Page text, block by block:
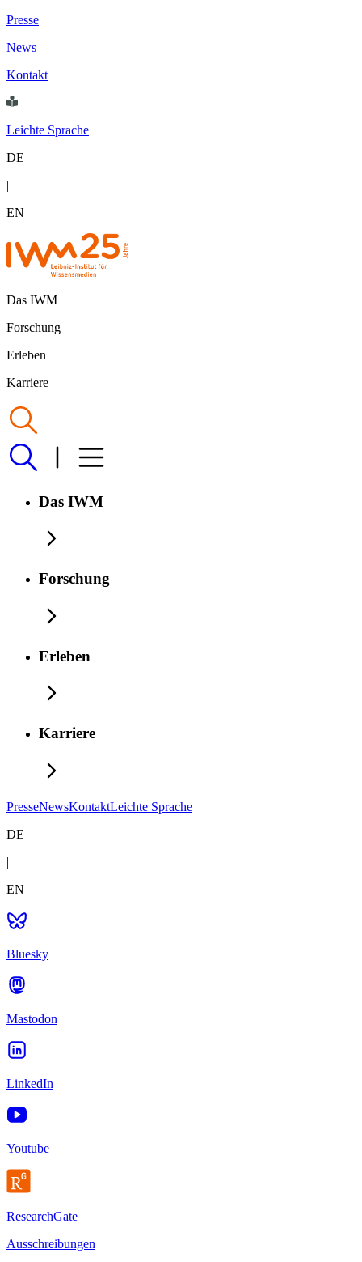
Presse
News
Kontakt
Leichte Sprache
DE
|
EN
Das IWM
Forschung
Erleben
Karriere
Das IWM
Forschung
Erleben
Karriere
PresseNewsKontaktLeichte Sprache
DE
|
EN
Bluesky
Mastodon
LinkedIn
Youtube
ResearchGate
Ausschreibungen